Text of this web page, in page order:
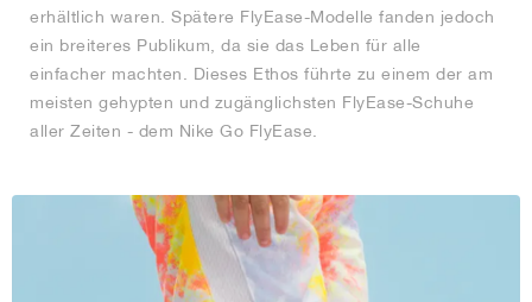
erhältlich waren. Spätere FlyEase-Modelle fanden jedoch
ein breiteres Publikum, da sie das Leben für alle
einfacher machten. Dieses Ethos führte zu einem der am
meisten gehypten und zugänglichsten FlyEase-Schuhe
aller Zeiten - dem Nike Go FlyEase.